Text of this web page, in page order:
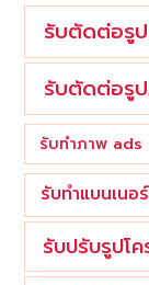
รับตัดต่อรูป
รับตัดต่อรู
รับทำภาพ ads
รับทำแบนเนอร์
รับปรับรูปโ